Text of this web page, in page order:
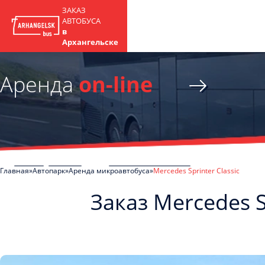
ЗАКАЗ
АВТОБУСА
в
Архангельске
Арендаon-line
Главная Автопарк Аренда микроавтобуса Mercedes Sprinter Classic
Заказ Mercedes